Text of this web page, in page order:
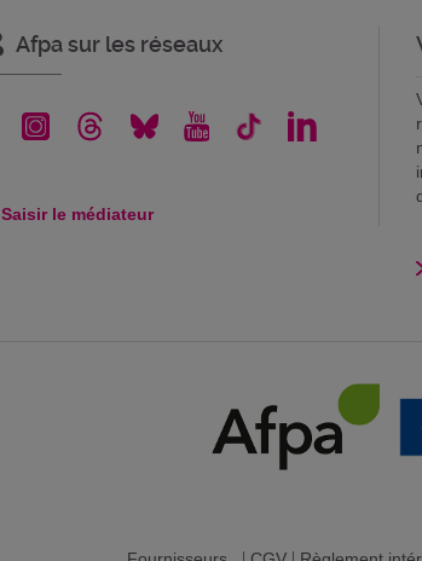
Afpa sur les réseaux
Saisir le médiateur